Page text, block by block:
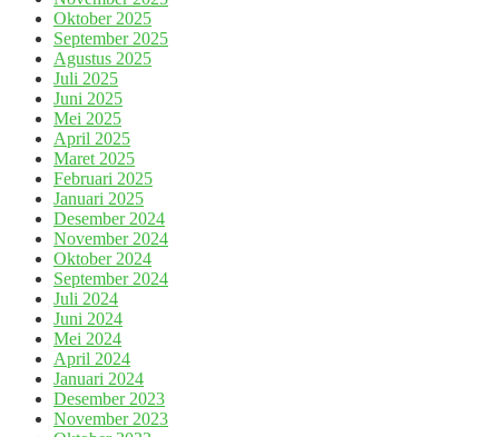
Oktober 2025
September 2025
Agustus 2025
Juli 2025
Juni 2025
Mei 2025
April 2025
Maret 2025
Februari 2025
Januari 2025
Desember 2024
November 2024
Oktober 2024
September 2024
Juli 2024
Juni 2024
Mei 2024
April 2024
Januari 2024
Desember 2023
November 2023